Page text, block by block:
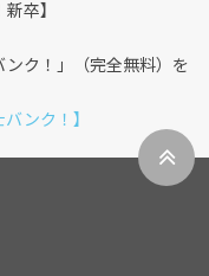
卒】
ク！」（完全無料）を
ンク！】